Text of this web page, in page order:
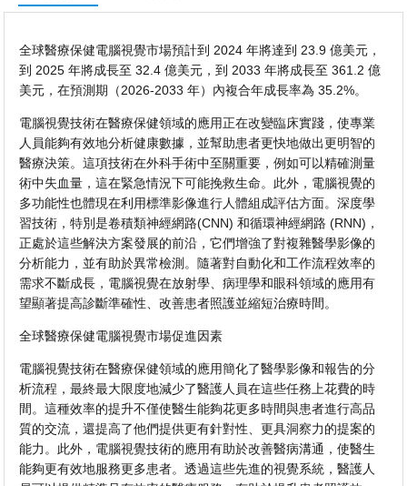
全球醫療保健電腦視覺市場預計到 2024 年將達到 23.9 億美元，
到 2025 年將成長至 32.4 億美元，到 2033 年將成長至 361.2 億
美元，在預測期（2026-2033 年）內複合年成長率為 35.2%。
電腦視覺技術在醫療保健領域的應用正在改變臨床實踐，使專業
人員能夠有效地分析健康數據，並幫助患者更快地做出更明智的
醫療決策。這項技術在外科手術中至關重要，例如可以精確測量
術中失血量，這在緊急情況下可能挽救生命。此外，電腦視覺的
多功能性也體現在利用標準影像進行人體組成評估方面。深度學
習技術，特別是卷積類神經網路(CNN) 和循環神經網路 (RNN)，
正處於這些解決方案發展的前沿，它們增強了對複雜醫學影像的
分析能力，並有助於異常檢測。隨著對自動化和工作流程效率的
需求不斷成長，電腦視覺在放射學、病理學和眼科領域的應用有
望顯著提高診斷準確性、改善患者照護並縮短治療時間。
全球醫療保健電腦視覺市場促進因素
電腦視覺技術在醫療保健領域的應用簡化了醫學影像和報告的分
析流程，最終最大限度地減少了醫護人員在這些任務上花費的時
間。這種效率的提升不僅使醫生能夠花更多時間與患者進行高品
質的交流，還提高了他們提供更有針對性、更具洞察力的提案的
能力。此外，電腦視覺技術的應用有助於改善醫病溝通，使醫生
能夠更有效地服務更多患者。透過這些先進的視覺系統，醫護人